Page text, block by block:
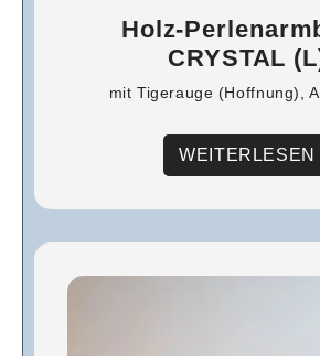
Holz-
CRYSTAL
mit Tigerauge (Hoffnung),
WEITERLESEN